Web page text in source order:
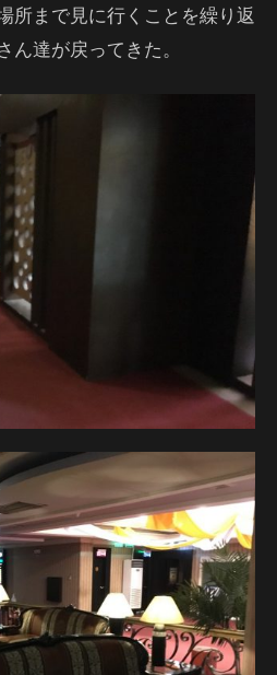
所まで見に行くことを繰り返
ん達が戻ってきた。